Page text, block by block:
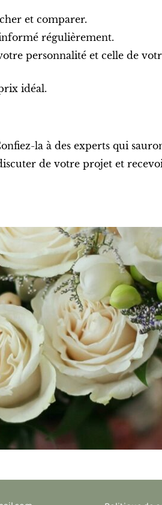
et comparer.
régulièrement.
personnalité et celle de
idéal.
la à des experts qui
de votre projet et